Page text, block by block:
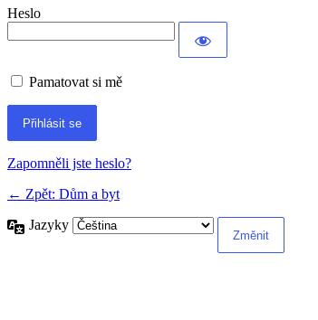
Heslo
Pamatovat si mě
Alternative:
Zapomněli jste heslo?
← Zpět: Dům a byt
Jazyky